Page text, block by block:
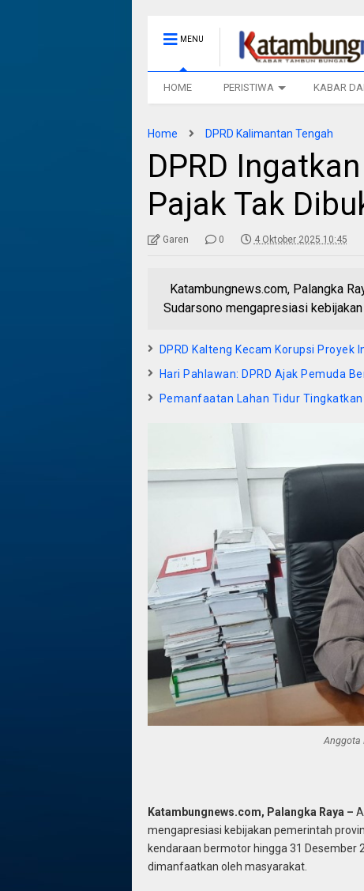
MENU
HOME PERISTIWA KABAR
Home DPRD Kalimantan Tengah
DPRD
Pajak Tak
Garen 0 4 Oktober 2025 10:45
Katambungnews.com, Palangka
Sudarsono mengapresiasi
DPRD Kalteng Kecam Korupsi Proyek
Hari Pahlawan: DPRD Ajak Pemuda
Pemanfaatan Lahan Tidur
Anggota
Katambungnews.com, Palangka Raya –
mengapresiasi kebijakan pemerintah
kendaraan bermotor hingga 31 Desember
dimanfaatkan oleh masyarakat.